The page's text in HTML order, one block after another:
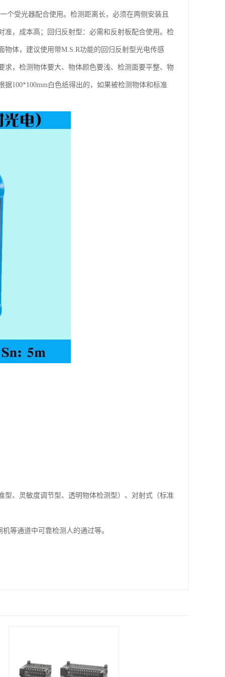
个受光器配合使用。检测距离长，必须在两侧安装且
，成本高；回归反射型：必需和反射板配合使用。检
体，建议使用带M.S.R功能的回归反射型光电传感
，检测物体要大、物体颜色要浅、检测面要平整、物
100*100mm白色纸得出的，如果被检测物体和标准
、灵敏度调节型、透明物体检测型）、对射式（标准
等通道中可靠检测人的通过等。